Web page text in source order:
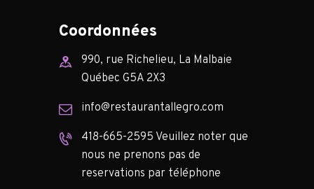
Coordonnées
990, rue Richelieu, La Malbaie
Québec G5A 2X3
info@restaurantallegro.com
418-665-2595 Veuillez noter que
nous ne prenons pas de
reservations par téléphone